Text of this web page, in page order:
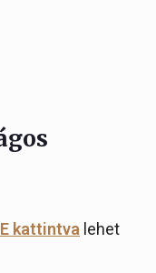
kattintva lehet